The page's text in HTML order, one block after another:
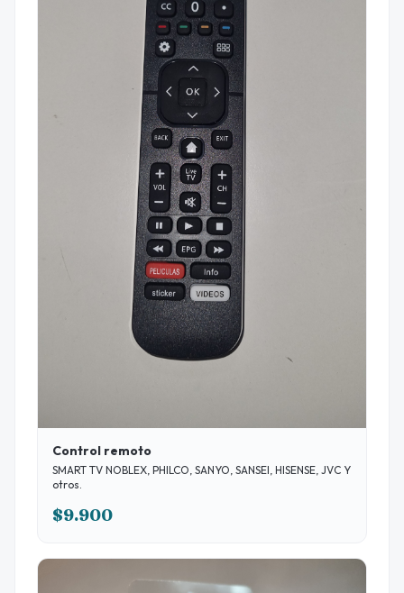
Control remoto
SMART TV NOBLEX, PHILCO, SANYO, SANSEI, HISENSE, JVC Y
otros.
$9.900